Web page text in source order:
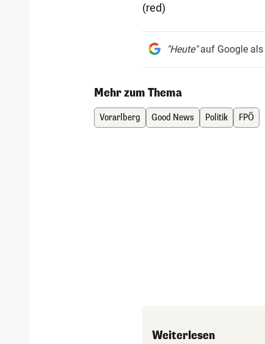
(red)
"Heute"auf Google als
Mehr zum Thema
Vorarlberg Good News Politik FPÖ
Weiterlesen